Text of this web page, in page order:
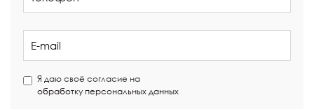
Я даю своё согласие на
обработку персональных данных